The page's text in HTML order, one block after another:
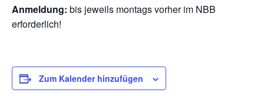
Anmeldung: bis jeweils montags vorher im NBB
erforderlich!
Zum Kalender hinzufügen